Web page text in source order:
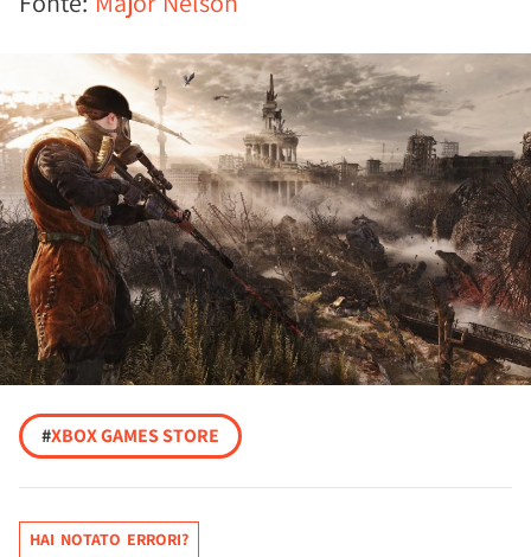
#XBOX GAMES STORE
HAI NOTATO ERRORI?